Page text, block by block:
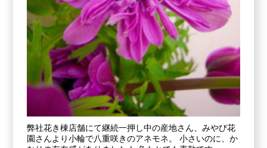
弊社花き棟店舗にて継続一押し中の産地さん、みやび花
園さんより小輪で八重咲きのアネモネ。 小さいのに、か